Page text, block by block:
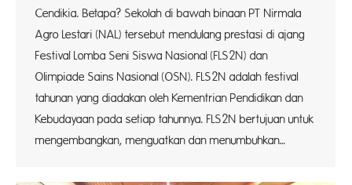
Cendikia. Betapa? Sekolah di bawah binaan PT Nirmala
Agro Lestari (NAL) tersebut mendulang prestasi di ajang
Festival Lomba Seni Siswa Nasional (FLS2N) dan
Olimpiade Sains Nasional (OSN). FLS2N adalah festival
tahunan yang diadakan oleh Kementrian Pendidikan dan
Kebudayaan pada setiap tahunnya. FLS2N bertujuan untuk
mengembangkan, menguatkan dan menumbuhkan…